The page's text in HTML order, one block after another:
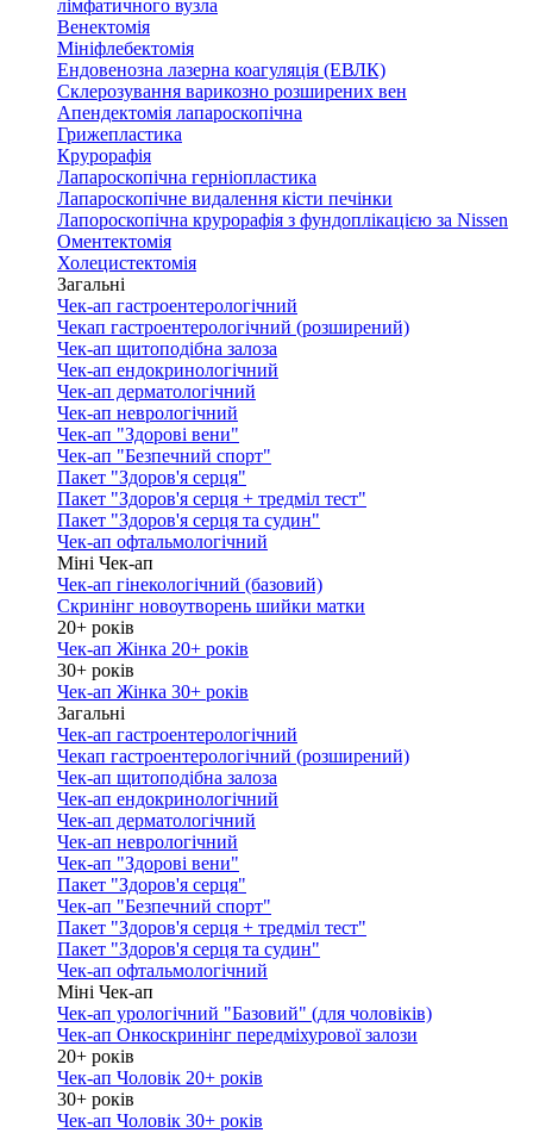
лімфатичного вузла
Венектомія
Мініфлебектомія
Ендовенозна лазерна коагуляція (ЕВЛК)
Склерозування варикозно розширених вен
Апендектомія лапароскопічна
Грижепластика
Крурорафія
Лапароскопічна герніопластика
Лапароскопічне видалення кісти печінки
Лапороскопічна крурорафія з фундоплікацією за Nissen
Оментектомія
Холецистектомія
Загальні
Чек-ап гастроентерологічний
Чекап гастроентерологічний (розширений)
Чек-ап щитоподібна залоза
Чек-ап ендокринологічний
Чек-ап дерматологічний
Чек-ап неврологічний
Чек-ап "Здорові вени"
Чек-ап "Безпечний спорт"
Пакет "Здоров'я серця"
Пакет "Здоров'я серця + тредміл тест"
Пакет "Здоров'я серця та судин"
Чек-ап офтальмологічний
Міні Чек-ап
Чек-ап гінекологічний (базовий)
Скринінг новоутворень шийки матки
20+ років
Чек-ап Жінка 20+ років
30+ років
Чек-ап Жінка 30+ років
Загальні
Чек-ап гастроентерологічний
Чекап гастроентерологічний (розширений)
Чек-ап щитоподібна залоза
Чек-ап ендокринологічний
Чек-ап дерматологічний
Чек-ап неврологічний
Чек-ап "Здорові вени"
Пакет "Здоров'я серця"
Чек-ап "Безпечний спорт"
Пакет "Здоров'я серця + тредміл тест"
Пакет "Здоров'я серця та судин"
Чек-ап офтальмологічний
Міні Чек-ап
Чек-ап урологічний "Базовий" (для чоловіків)
Чек-ап Онкоскринінг передміхурової залози
20+ років
Чек-ап Чоловік 20+ років
30+ років
Чек-ап Чоловік 30+ років